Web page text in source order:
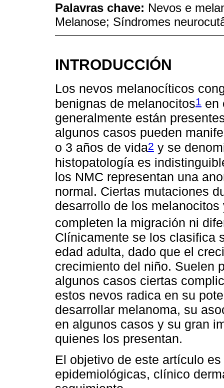
Palavras chave: Nevos e
Melanose; Síndromes
INTRODUCCIÓN
Los nevos melanocíticos
benignas de melanocitos1 en
generalmente están
algunos casos pueden
o 3 años de vida2 y se
histopatología es
los NMC representan una
normal. Ciertas mutaciones
desarrollo de los
completen la migración ni
Clínicamente se los clasifica
edad adulta, dado que el
crecimiento del niño. Suelen
algunos casos ciertas
estos nevos radica en su
desarrollar melanoma, su
en algunos casos y su gran
quienes los presentan.
El objetivo de este artículo
epidemiológicas, clínico